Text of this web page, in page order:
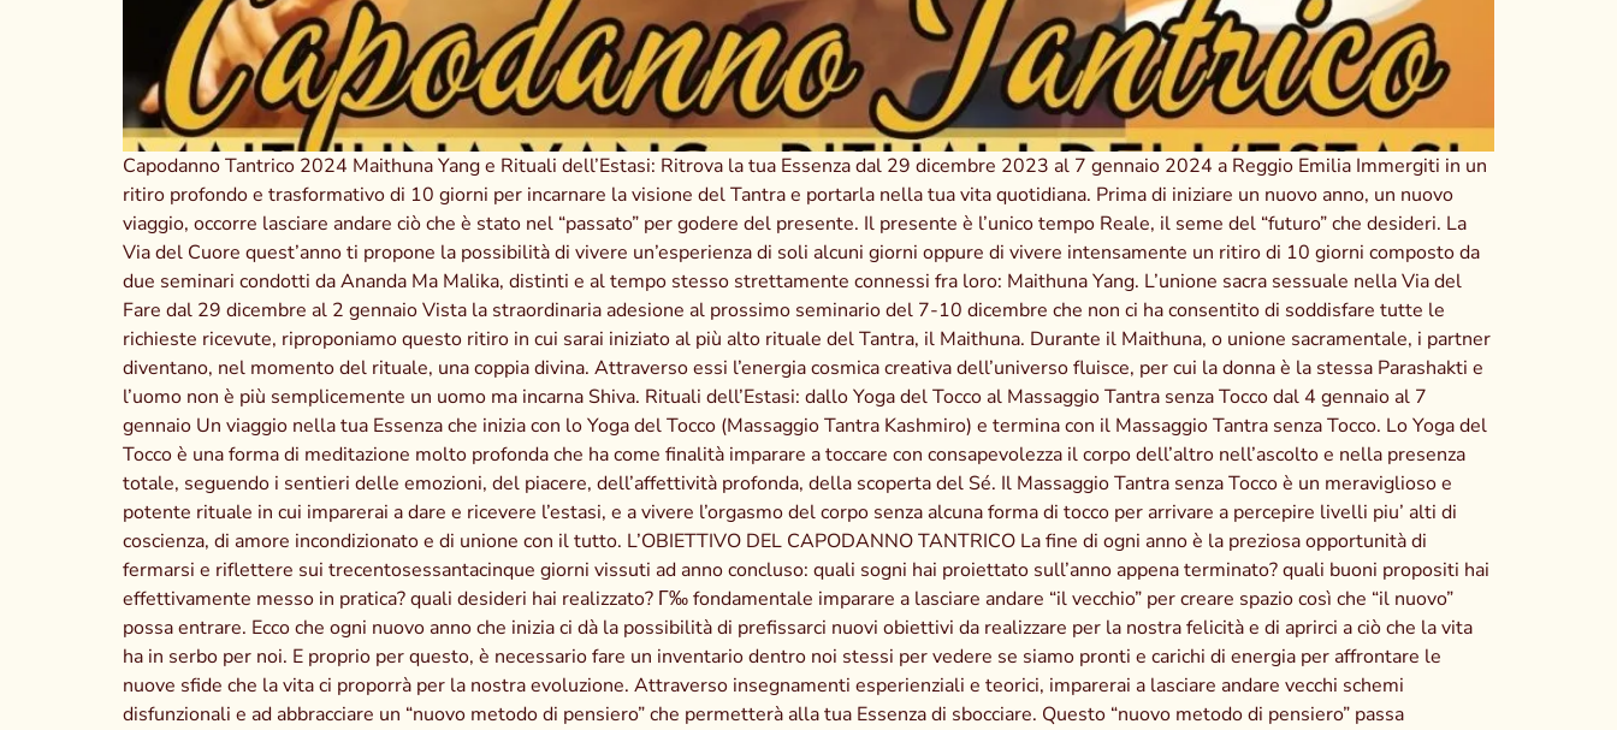
Capodanno Tantrico 2024 Maithuna Yang e Rituali dell’Estasi: Ritrova la tua Essenza dal 29 dicembre 2023 al 7 gennaio 2024 a Reggio Emilia Immergiti in un
ritiro profondo e trasformativo di 10 giorni per incarnare la visione del Tantra e portarla nella tua vita quotidiana. Prima di iniziare un nuovo anno, un nuovo
viaggio, occorre lasciare andare ciò che è stato nel “passato” per godere del presente. Il presente è l’unico tempo Reale, il seme del “futuro” che desideri. La
Via del Cuore quest’anno ti propone la possibilità di vivere un’esperienza di soli alcuni giorni oppure di vivere intensamente un ritiro di 10 giorni composto da
due seminari condotti da Ananda Ma Malika, distinti e al tempo stesso strettamente connessi fra loro: Maithuna Yang. L’unione sacra sessuale nella Via del
Fare dal 29 dicembre al 2 gennaio Vista la straordinaria adesione al prossimo seminario del 7-10 dicembre che non ci ha consentito di soddisfare tutte le
richieste ricevute, riproponiamo questo ritiro in cui sarai iniziato al più alto rituale del Tantra, il Maithuna. Durante il Maithuna, o unione sacramentale, i partner
diventano, nel momento del rituale, una coppia divina. Attraverso essi l’energia cosmica creativa dell’universo fluisce, per cui la donna è la stessa Parashakti e
l’uomo non è più semplicemente un uomo ma incarna Shiva. Rituali dell’Estasi: dallo Yoga del Tocco al Massaggio Tantra senza Tocco dal 4 gennaio al 7
gennaio Un viaggio nella tua Essenza che inizia con lo Yoga del Tocco (Massaggio Tantra Kashmiro) e termina con il Massaggio Tantra senza Tocco. Lo Yoga del
Tocco è una forma di meditazione molto profonda che ha come finalità imparare a toccare con consapevolezza il corpo dell’altro nell’ascolto e nella presenza
totale, seguendo i sentieri delle emozioni, del piacere, dell’affettività profonda, della scoperta del Sé. Il Massaggio Tantra senza Tocco è un meraviglioso e
potente rituale in cui imparerai a dare e ricevere l’estasi, e a vivere l’orgasmo del corpo senza alcuna forma di tocco per arrivare a percepire livelli piu’ alti di
coscienza, di amore incondizionato e di unione con il tutto. L’OBIETTIVO DEL CAPODANNO TANTRICO La fine di ogni anno è la preziosa opportunità di
fermarsi e riflettere sui trecentosessantacinque giorni vissuti ad anno concluso: quali sogni hai proiettato sull’anno appena terminato? quali buoni propositi hai
effettivamente messo in pratica? quali desideri hai realizzato? Г‰ fondamentale imparare a lasciare andare “il vecchio” per creare spazio così che “il nuovo”
possa entrare. Ecco che ogni nuovo anno che inizia ci dà la possibilità di prefissarci nuovi obiettivi da realizzare per la nostra felicità e di aprirci a ciò che la vita
ha in serbo per noi. E proprio per questo, è necessario fare un inventario dentro noi stessi per vedere se siamo pronti e carichi di energia per affrontare le
nuove sfide che la vita ci proporrà per la nostra evoluzione. Attraverso insegnamenti esperienziali e teorici, imparerai a lasciare andare vecchi schemi
disfunzionali e ad abbracciare un “nuovo metodo di pensiero” che permetterà alla tua Essenza di sbocciare. Questo “nuovo metodo di pensiero” passa